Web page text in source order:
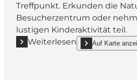
Treffpunkt. Erkunden die
Besucherzentrum oder
lustigen Kinderaktivität teil.
Weiterlesen
Mehr erfahren Auf Karte
show